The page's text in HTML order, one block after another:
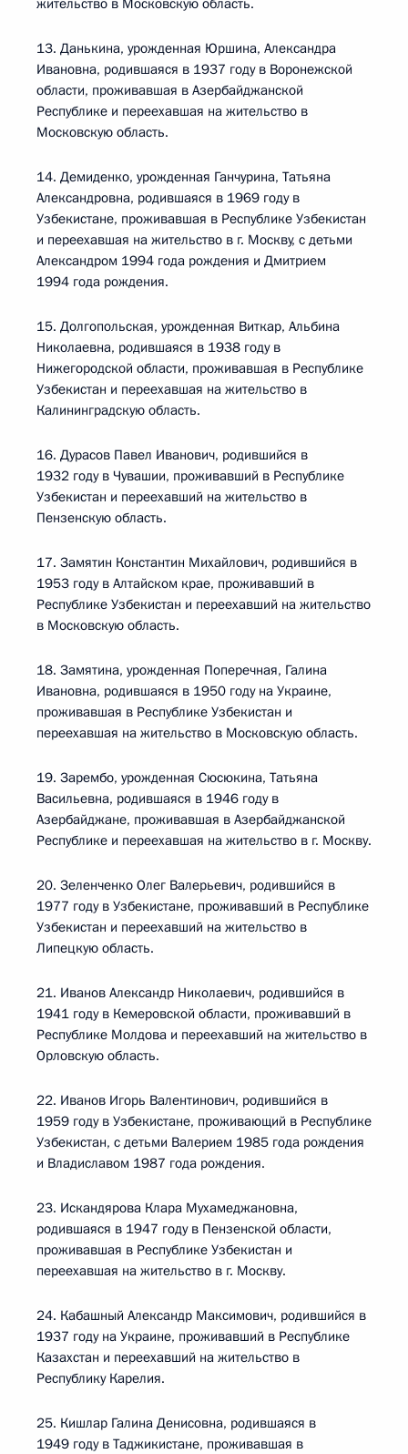
жительство в Московскую область.
13. Данькина, урожденная Юршина, Александра
Ивановна, родившаяся в 1937 году в Воронежской
области, проживавшая в Азербайджанской
Республике и переехавшая на жительство в
Московскую область.
14. Демиденко, урожденная Ганчурина, Татьяна
Александровна, родившаяся в 1969 году в
Узбекистане, проживавшая в Республике Узбекистан
и переехавшая на жительство в г. Москву, с детьми
Александром 1994 года рождения и Дмитрием
1994 года рождения.
15. Долгопольская, урожденная Виткар, Альбина
Николаевна, родившаяся в 1938 году в
Нижегородской области, проживавшая в Республике
Узбекистан и переехавшая на жительство в
Калининградскую область.
16. Дурасов Павел Иванович, родившийся в
1932 году в Чувашии, проживавший в Республике
Узбекистан и переехавший на жительство в
Пензенскую область.
17. Замятин Константин Михайлович, родившийся в
1953 году в Алтайском крае, проживавший в
Республике Узбекистан и переехавший на жительство
в Московскую область.
18. Замятина, урожденная Поперечная, Галина
Ивановна, родившаяся в 1950 году на Украине,
проживавшая в Республике Узбекистан и
переехавшая на жительство в Московскую область.
19. Зарембо, урожденная Сюсюкина, Татьяна
Васильевна, родившаяся в 1946 году в
Азербайджане, проживавшая в Азербайджанской
Республике и переехавшая на жительство в г. Москву.
20. Зеленченко Олег Валерьевич, родившийся в
1977 году в Узбекистане, проживавший в Республике
Узбекистан и переехавший на жительство в
Липецкую область.
21. Иванов Александр Николаевич, родившийся в
1941 году в Кемеровской области, проживавший в
Республике Молдова и переехавший на жительство в
Орловскую область.
22. Иванов Игорь Валентинович, родившийся в
1959 году в Узбекистане, проживающий в Республике
Узбекистан, с детьми Валерием 1985 года рождения
и Владиславом 1987 года рождения.
23. Искандярова Клара Мухамеджановна,
родившаяся в 1947 году в Пензенской области,
проживавшая в Республике Узбекистан и
переехавшая на жительство в г. Москву.
24. Кабашный Александр Максимович, родившийся в
1937 году на Украине, проживавший в Республике
Казахстан и переехавший на жительство в
Республику Карелия.
25. Кишлар Галина Денисовна, родившаяся в
1949 году в Таджикистане, проживавшая в